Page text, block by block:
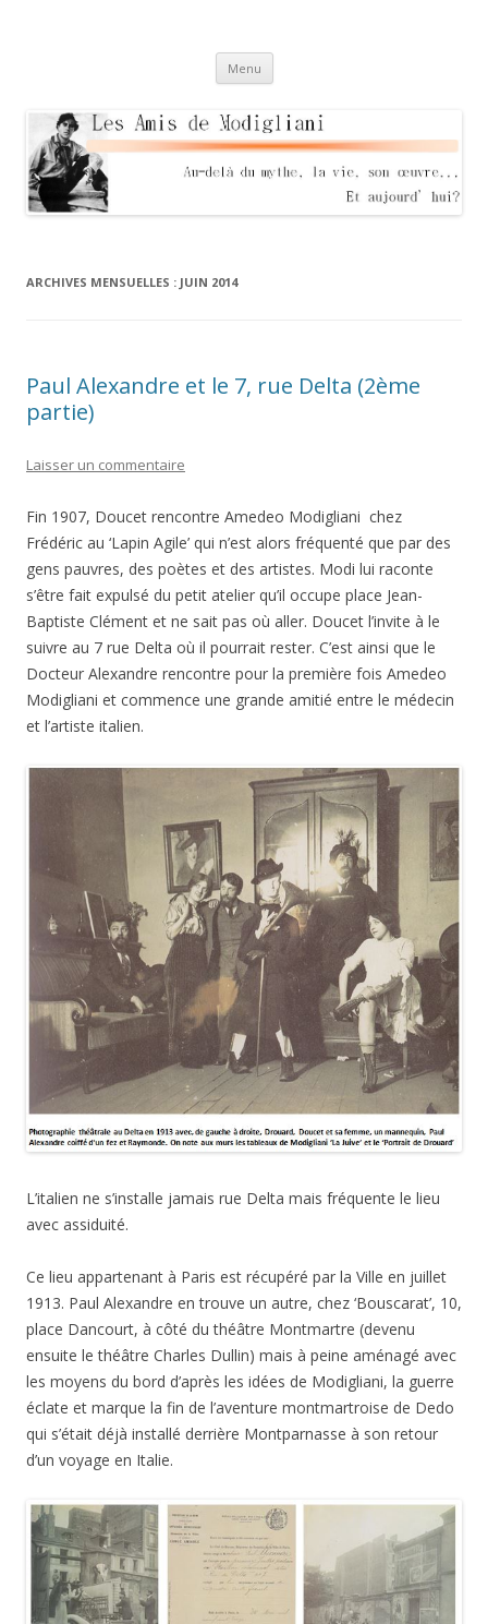
Menu Aller
contenu
ARCHIVES MENSUELLES : JUIN 2014
Paul Alexandre et le 7, rue Delta (2ème
partie)
Laisser un commentaire
Fin 1907, Doucet rencontre Amedeo Modigliani chez
Frédéric au ‘Lapin Agile’ qui n’est alors fréquenté que par des
gens pauvres, des poètes et des artistes. Modi lui raconte
s’être fait expulsé du petit atelier qu’il occupe place Jean-
Baptiste Clément et ne sait pas où aller. Doucet l’invite à le
suivre au 7 rue Delta où il pourrait rester. C’est ainsi que le
Docteur Alexandre rencontre pour la première fois Amedeo
Modigliani et commence une grande amitié entre le médecin
et l’artiste italien.
L’italien ne s’installe jamais rue Delta mais fréquente le lieu
avec assiduité.
Ce lieu appartenant à Paris est récupéré par la Ville en juillet
1913. Paul Alexandre en trouve un autre, chez ‘Bouscarat’, 10,
place Dancourt, à côté du théâtre Montmartre (devenu
ensuite le théâtre Charles Dullin) mais à peine aménagé avec
les moyens du bord d’après les idées de Modigliani, la guerre
éclate et marque la fin de l’aventure montmartroise de Dedo
qui s’était déjà installé derrière Montparnasse à son retour
d’un voyage en Italie.